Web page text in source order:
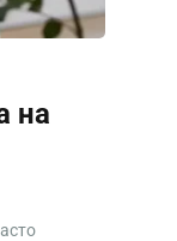
на